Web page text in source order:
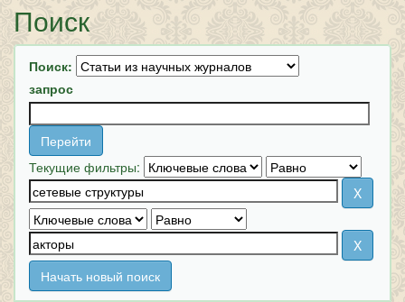
Поиск
Поиск:
запрос
Текущие фильтры:
Начать новый поиск